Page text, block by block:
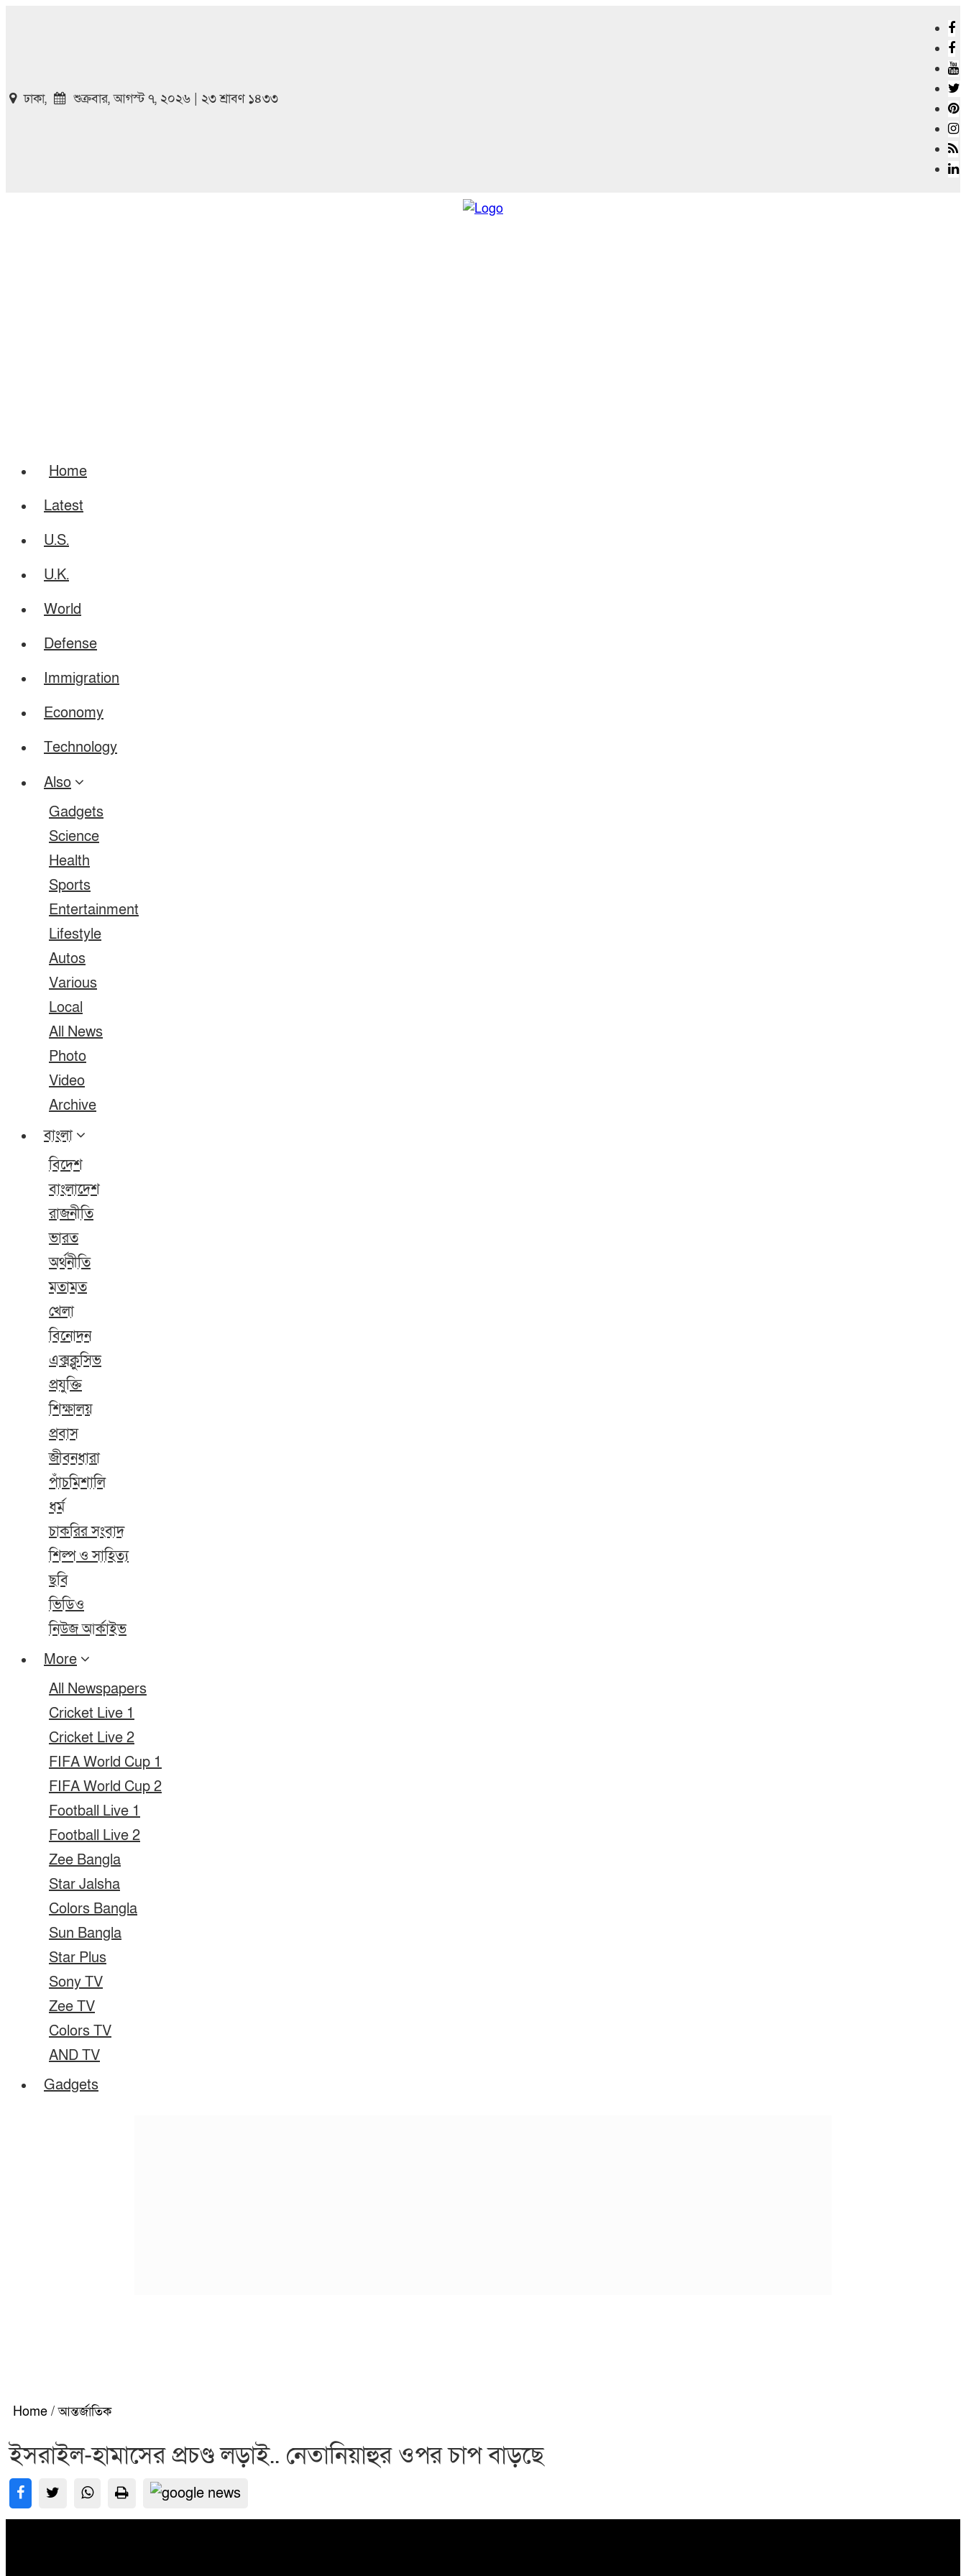
ঢাকা, শুক্রবার, আগস্ট ৭, ২০২৬ | ২৩ শ্রাবণ ১৪৩৩
Home
Latest
U.S.
U.K.
World
Defense
Immigration
Economy
Technology
Also
Gadgets
Science
Health
Sports
Entertainment
Lifestyle
Autos
Various
Local
All News
Photo
Video
Archive
বাংলা
বিদেশ
বাংলাদেশ
রাজনীতি
ভারত
অর্থনীতি
মতামত
খেলা
বিনোদন
এক্সক্লুসিভ
প্রযুক্তি
শিক্ষালয়
প্রবাস
জীবনধারা
পাঁচমিশালি
ধর্ম
চাকরির সংবাদ
শিল্প ও সাহিত্য
ছবি
ভিডিও
নিউজ আর্কাইভ
More
All Newspapers
Cricket Live 1
Cricket Live 2
FIFA World Cup 1
FIFA World Cup 2
Football Live 1
Football Live 2
Zee Bangla
Star Jalsha
Colors Bangla
Sun Bangla
Star Plus
Sony TV
Zee TV
Colors TV
AND TV
Gadgets
Home / আন্তর্জাতিক
ইসরাইল-হামাসের প্রচণ্ড লড়াই.. নেতানিয়াহুর ওপর চাপ বাড়ছে